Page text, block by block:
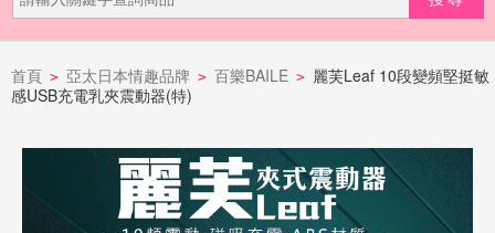
新
品
上
首頁 > 亞太日本情趣品牌 > 百樂BAILE > 麗芙Leaf 10段變頻堅挺敏
感USB充電乳夾震動器(特)